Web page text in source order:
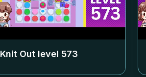
Knit Out level 573